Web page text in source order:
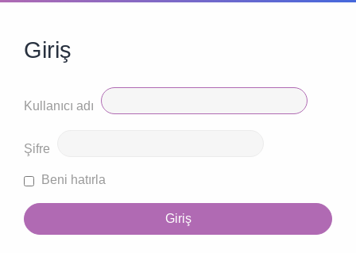
Giriş
Kullanıcı adı
Şifre
Beni hatırla